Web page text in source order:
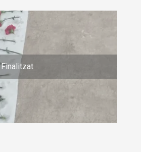
Finalitzat